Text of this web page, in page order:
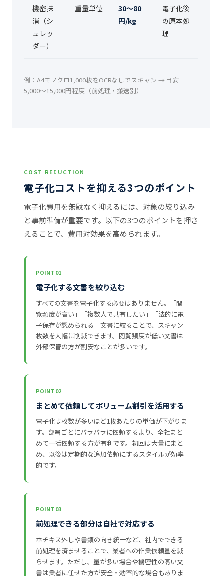
機密抹
消（シ
ュレッ
ダー）
重量単位
30〜80
円/kg
電子化後
の原本処
理
例：A4モノクロ1,000枚をOCRなしでスキャン → 目安
5,000〜15,000円程度（前処理・搬送別）
COST REDUCTION
電子化コストを抑える3つのポイント
電子化費用を無駄なく抑えるには、対象の絞り込み
と事前準備が重要です。以下の3つのポイントを押さ
えることで、費用対効果を高められます。
POINT 01
電子化する文書を絞り込む
すべての文書を電子化する必要はありません。「閲
覧頻度が高い」「複数人で共有したい」「法的に電
子保存が認められる」文書に絞ることで、スキャン
枚数を大幅に削減できます。閲覧頻度が低い文書は
外部保管の方が割安なことが多いです。
POINT 02
まとめて依頼してボリューム割引を活用する
電子化は枚数が多いほど1枚あたりの単価が下がりま
す。部署ごとにバラバラに依頼するより、全社まと
めて一括依頼する方が有利です。初回は大量にまと
め、以後は定期的な追加依頼にするスタイルが効率
的です。
POINT 03
前処理できる部分は自社で対応する
ホチキス外しや書類の向き統一など、社内でできる
前処理を済ませることで、業者への作業依頼量を減
らせます。ただし、量が多い場合や機密性の高い文
書は業者に任せた方が安全・効率的な場合もありま